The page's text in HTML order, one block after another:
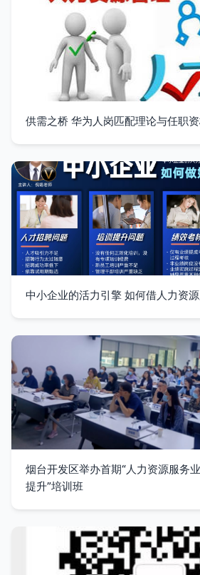
供需之桥 华为人岗匹配理论与任职
中小企业的活力引擎 如何借人力资
烟台开发区举办首期“人力资源服务
提升”培训班